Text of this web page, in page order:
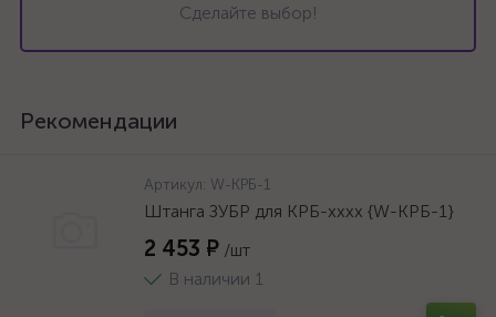
Сделайте выбор!
Рекомендации
Артикул: W-КРБ-1
Штанга ЗУБР для КРБ-хххх {W-КРБ-1}
2 453 ₽ /шт
В наличии 1